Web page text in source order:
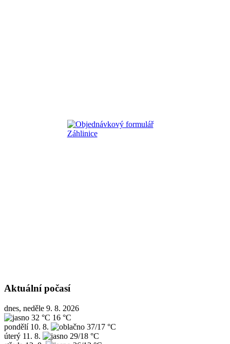
Aktuální počasí
dnes, neděle 9. 8. 2026
32 °C 16 °C
pondělí 10. 8.
37/17 °C
úterý 11. 8.
29/18 °C